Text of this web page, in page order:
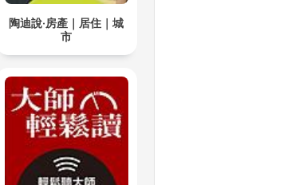
陶迪說·房產｜居住｜城
市